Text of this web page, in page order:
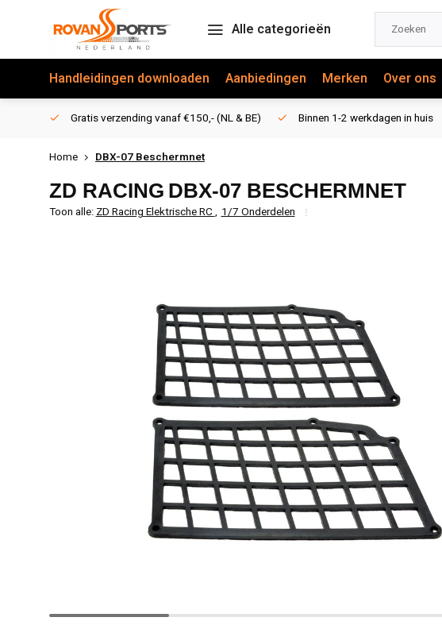
Alle categorieën
Handleidingen downloaden Aanbiedingen Merken Over ons
Gratis verzending vanaf €150,- (NL & BE) Binnen 1-2 werkdagen in huis
Home DBX-07 Beschermnet
ZD RACING DBX-07 BESCHERMNET
Toon alle:ZD Racing Elektrische RC, 1/7 Onderdelen